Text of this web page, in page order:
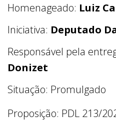
Homenageado: Luiz
Iniciativa: Deputado
Responsável pela
Donizet
Situação: Promulgado
Proposição: PDL 213/